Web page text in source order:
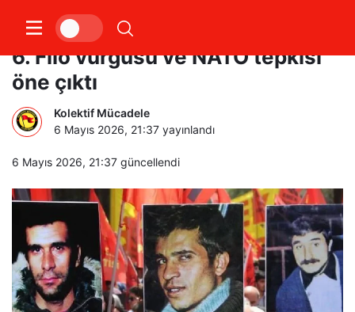
“Üç Fidan” Dolmabahçe’de anıldı:
6. Filo vurgusu ve NATO tepkisi
öne çıktı
Kolektif Mücadele
6 Mayıs 2026, 21:37 yayınlandı
6 Mayıs 2026, 21:37 güncellendi